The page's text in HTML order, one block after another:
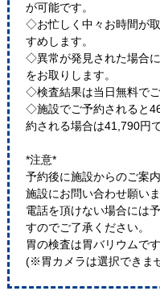
が可能です。
◇お忙しく中々お時間が
すめします。
◇異常が発見された場合
をお取りします。
◇検査結果は当日無料でご
◇施設でご予約されると
約される場合は41,790円
*注意*
予約後に施設からのご案
施設にお問い合わせ願いま
電話を頂けない場合には
すのでご了承ください。
胃の検査は胃バリウムです
(※胃カメラは選択できま